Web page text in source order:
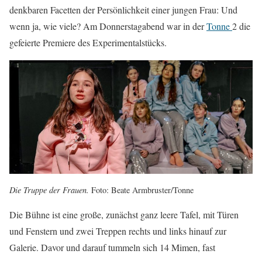
denkbaren Facetten der Persönlichkeit einer jungen Frau: Und
wenn ja, wie viele? Am Donnerstagabend war in derTonne2 die
gefeierte Premiere des Experimentalstücks.
Die Truppe der Frauen. Foto: Beate Armbruster/Tonne
Die Bühne ist eine große, zunächst ganz leere Tafel, mit Türen
und Fenstern und zwei Treppen rechts und links hinauf zur
Galerie. Davor und darauf tummeln sich 14 Mimen, fast